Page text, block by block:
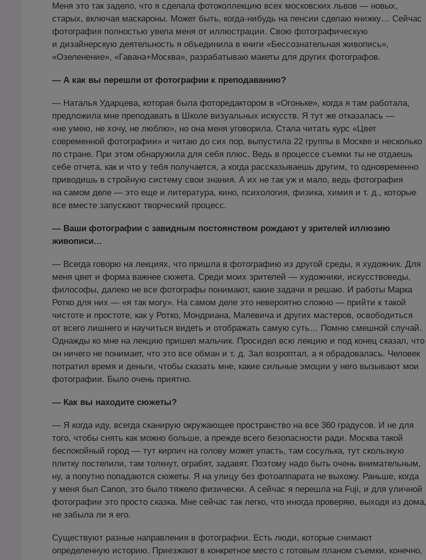
Меня это так задело, что я сделала фотоколлекцию всех московских львов — новых,
старых, включая маскароны. Может быть, когда-нибудь на пенсии сделаю книжку… Сейчас
фотография полностью увела меня от иллюстрации. Свою фотографическую
и дизайнерскую деятельность я объединила в книги «Бессознательная живопись»,
«Озеленение», «Гавана+Москва», разрабатываю макеты для других фотографов.
— А как вы перешли от фотографии к преподаванию?
— Наталья Ударцева, которая была фоторедактором в «Огоньке», когда я там работала,
предложила мне преподавать в Школе визуальных искусств. Я тут же отказалась —
«не умею, не хочу, не люблю», но она меня уговорила. Стала читать курс «Цвет
современной фотографии» и читаю до сих пор, выпустила 22 группы в Москве и несколько
по стране. При этом обнаружила для себя плюс. Ведь в процессе съемки ты не отдаешь
себе отчета, как и что у тебя получается, а когда рассказываешь другим, то одновременно
приводишь в стройную систему свои знания. А их не так уж и мало, ведь фотография
на самом деле — это еще и литература, кино, психология, физика, химия и т. д., которые
все вместе запускают творческий процесс.
— Ваши фотографии с завидным постоянством рождают у зрителей иллюзию
живописи…
— Всегда говорю на лекциях, что пришла в фотографию из другой среды, я художник. Для
меня цвет и форма важнее сюжета. Среди моих зрителей — художники, искусствоведы,
философы, далеко не все фотографы понимают, какие задачи я решаю. И работы Марка
Ротко для них — «я так могу». На самом деле это невероятно сложно — прийти к такой
чистоте и простоте, как у Ротко, Мондриана, Малевича и других мастеров, освободиться
от всего лишнего и научиться видеть и отображать самую суть… Помню смешной случай.
Однажды ко мне на лекцию пришел мальчик. Просидел всю лекцию и под конец сказал, что
он ничего не понимает, что это все обман и т. д. Зал возроптал, а я обрадовалась. Человек
потратил время и деньги, чтобы сказать мне, какие сильные эмоции у него вызывают мои
фотографии. Было очень приятно.
— Как вы находите сюжеты?
— Я когда иду, всегда сканирую окружающее пространство на все 360 градусов. И не для
того, чтобы снять как можно больше, а прежде всего безопасности ради. Москва такой
беспокойный город — тут кирпич на голову может упасть, там сосулька, тут скользкую
плитку постелили, там толкнут, ограбят, задавят. Поэтому надо быть очень внимательным,
ну, а попутно попадаются сюжеты. Я на улицу без фотоаппарата не выхожу. Раньше, когда
у меня был Сanon, это было тяжело физически. А сейчас я перешла на Fuji, и для уличной
фотографии это просто сказка. Мне сейчас так легко, что иногда проверяю, выходя из дома,
не забыла ли я его.
Существуют разные направления в фотографии. Есть люди, которые снимают
определенную историю. Приезжают в конкретное место с готовым планом съемки, конечно,